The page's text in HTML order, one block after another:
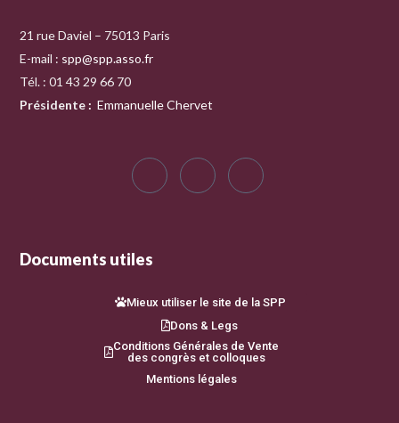
21 rue Daviel – 75013 Paris
E-mail : spp@spp.asso.fr
Tél. : 01 43 29 66 70
Présidente : Emmanuelle Chervet
Documents utiles
Mieux utiliser le site de la SPP
Dons & Legs
Conditions Générales de Vente
des congrès et colloques
Mentions légales